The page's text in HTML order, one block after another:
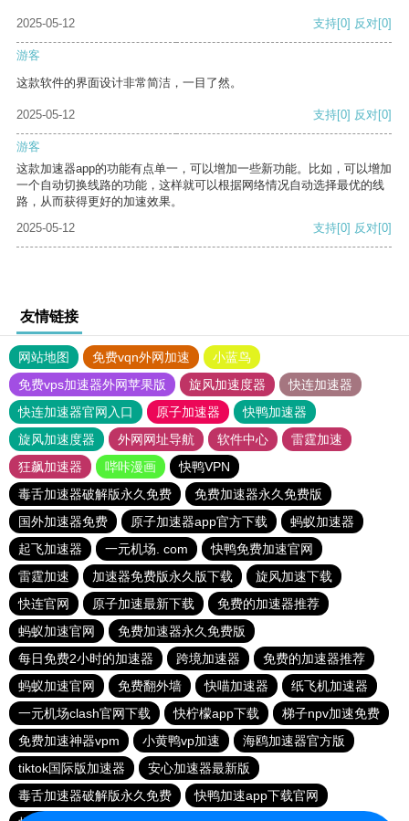
2025-05-12 支持[0] 反对[0]
游客
这款软件的界面设计非常简洁，一目了然。
2025-05-12 支持[0] 反对[0]
游客
这款加速器app的功能有点单一，可以增加一些新功能。比如，可以增加
一个自动切换线路的功能，这样就可以根据网络情况自动选择最优的线
路，从而获得更好的加速效果。
2025-05-12
支持[0] 反对[0]
友情链接
网站地图 免费vqn外网加速
小蓝鸟
免费vps加速器外网苹果版
旋风加速度器
快连加速器
快连加速器官网入口
原子加速器
快鸭加速器
旋风加速度器
外网网址导航 软件中心
雷霆加速
狂飙加速器
哔咔漫画
快鸭VPN
毒舌加速器破解版永久免费
免费加速器永久免费版
国外加速器免费
原子加速器app官方下载
蚂蚁加速器
起飞加速器
一元机场. com
快鸭免费加速官网
雷霆加速
加速器免费版永久版下载
旋风加速下载
快连官网
原子加速最新下载
免费的加速器推荐
蚂蚁加速官网
免费加速器永久免费版
每日免费2小时的加速器
跨境加速器
免费的加速器推荐
蚂蚁加速官网
免费翻外墙 快喵加速器
纸飞机加速器
一元机场clash官网下载
快柠檬app下载
梯子npv加速免费
免费加速神器vpm
小黄鸭vp加速
海鸥加速器官方版
tiktok国际版加速器
安心加速器最新版
毒舌加速器破解版永久免费
快鸭加速app下载官网